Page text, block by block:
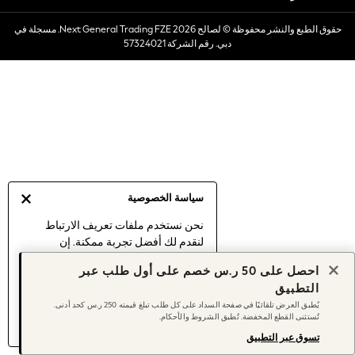
سياسة الخصوصية
نحن نستخدم ملفات تعريف الارتباط
لنقدم لك أفضل تجربة ممكنة. إن
موافقتك على استخدامنا لملفات تعريف
اكتشف المزيد عن إدارة إعدادات ملفات
تعريف الارتباط (الكوكيز).
Dresses
Occasionwear
Sets & Outfits
Sun Hats & Caps
Women's Holiday Shop
Women's Travel Styles
Dresses
Occasionwear
Linen Collection
Tops & T-Shirts
حقوق الطبع والنشر محفوظة © لصالح 2026 Next General Trading FZE. مسجلة في
دبي. رقم الشركة 57324021
احصل على 50 ر.س خصم على أول طلب عبر
التطبيق
يُطبق العرض تلقائيًا في صفحة السداد على كل طلب تبلغ قيمته 250 ر.س كحد أدنى.
تُستثنى القطع المخفضة. تُطبق الشروط والأحكام.
تسوق عبر التطبيق